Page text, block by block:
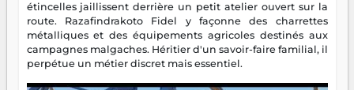
étincelles jaillissent derrière un petit atelier ouvert sur la
route. Razafindrakoto Fidel y façonne des charrettes
métalliques et des équipements agricoles destinés aux
campagnes malgaches. Héritier d'un savoir-faire familial, il
perpétue un métier discret mais essentiel.